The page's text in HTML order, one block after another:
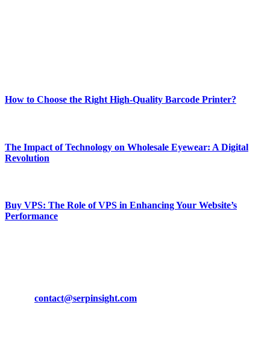
How to Choose the Right High-Quality Barcode Printer?
The Impact of Technology on Wholesale Eyewear: A Digital
Revolution
Buy VPS: The Role of VPS in Enhancing Your Website’s
Performance
contact@serpinsight.com